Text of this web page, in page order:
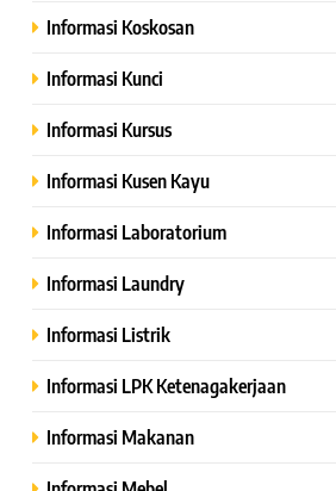
Informasi Koskosan
Informasi Kunci
Informasi Kursus
Informasi Kusen Kayu
Informasi Laboratorium
Informasi Laundry
Informasi Listrik
Informasi LPK Ketenagakerjaan
Informasi Makanan